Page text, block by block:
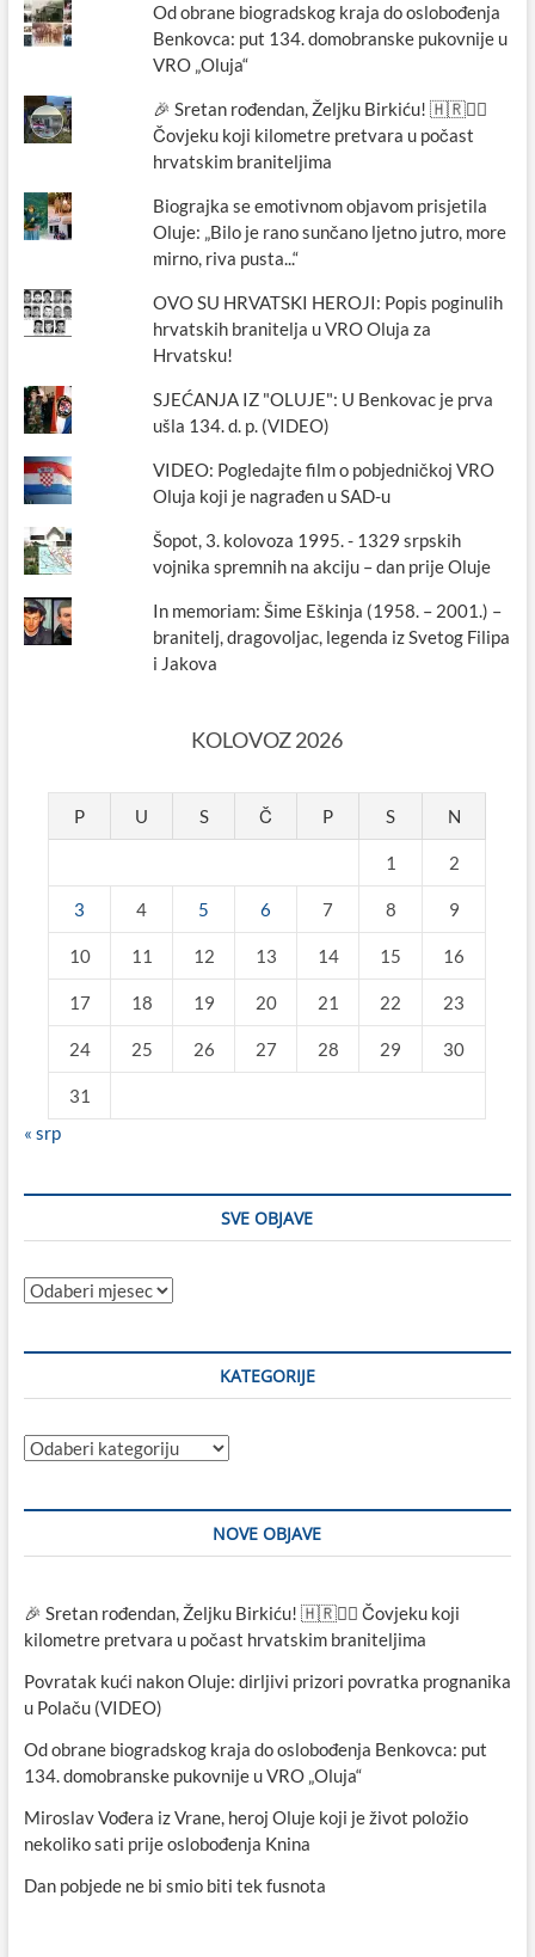
Od obrane biogradskog kraja do oslobođenja
Benkovca: put 134. domobranske pukovnije u
VRO „Oluja“
🎉 Sretan rođendan, Željku Birkiću! 🇭🇷🏃‍♂️
Čovjeku koji kilometre pretvara u počast
hrvatskim braniteljima
Biograjka se emotivnom objavom prisjetila
Oluje: „Bilo je rano sunčano ljetno jutro, more
mirno, riva pusta...“
OVO SU HRVATSKI HEROJI: Popis poginulih
hrvatskih branitelja u VRO Oluja za
Hrvatsku!
SJEĆANJA IZ "OLUJE": U Benkovac je prva
ušla 134. d. p. (VIDEO)
VIDEO: Pogledajte film o pobjedničkoj VRO
Oluja koji je nagrađen u SAD-u
Šopot, 3. kolovoza 1995. - 1329 srpskih
vojnika spremnih na akciju – dan prije Oluje
In memoriam: Šime Eškinja (1958. – 2001.) –
branitelj, dragovoljac, legenda iz Svetog Filipa
i Jakova
KOLOVOZ 2026
P U S Č P S N
1 2
3 4 5 6 7 8 9
10 11 12 13 14 15 16
17 18 19 20 21 22 23
24 25 26 27 28 29 30
31
« srp
SVE OBJAVE
Sve
KATEGORIJE
Kategorije
NOVE OBJAVE
🎉 Sretan rođendan, Željku Birkiću! 🇭🇷🏃‍♂️ Čovjeku koji
kilometre pretvara u počast hrvatskim braniteljima
Povratak kući nakon Oluje: dirljivi prizori povratka prognanika
u Polaču (VIDEO)
Od obrane biogradskog kraja do oslobođenja Benkovca: put
134. domobranske pukovnije u VRO „Oluja“
Miroslav Vođera iz Vrane, heroj Oluje koji je život položio
nekoliko sati prije oslobođenja Knina
Dan pobjede ne bi smio biti tek fusnota